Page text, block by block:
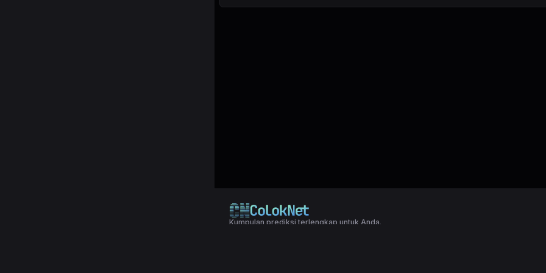
Kumpulan prediksi terlengkap untuk Anda.